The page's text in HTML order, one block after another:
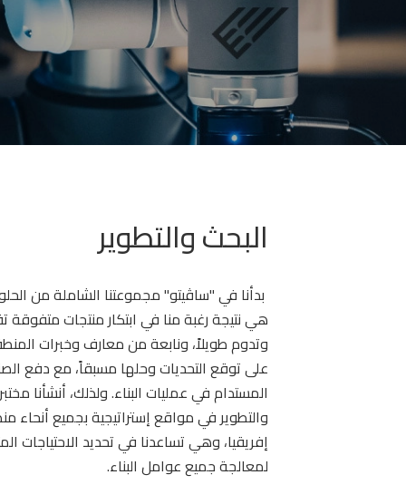
البحث والتطوير
بدأنا في "ساڤيتو" مجموعتنا الشاملة من
هي نتيجة رغبة منا في ابتكار منتجات متفوقة
وتدوم طويلاً، ونابعة من معارف وخبرات
على توقع التحديات وحلها مسبقاً، مع دفع
المستدام في عمليات البناء. ولذلك، أنشأنا
والتطوير في مواقع إستراتيجية بجميع
إفريقيا، وهي تساعدنا في تحديد الاحتياجات
لمعالجة جميع عوامل البناء.